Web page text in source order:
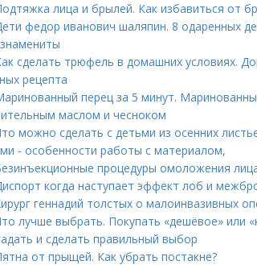
лица и брылей. Как избавиться от
федор иванович шаляпин. 8 одаренных
сделать трюфель в домашних условиях.
рецепта
перец за 5 минут.
маслом и чесноком
можно сделать с детьми из осенних
- особенности работы с материалом,
процедуры омоложения
когда наступает эффект лоб и
геннадий толстых о малоинвазивных
лучше выбрать. Покупать «дешёвое» или
и сделать правильный выбор
от прыщей. Как убрать постакне?